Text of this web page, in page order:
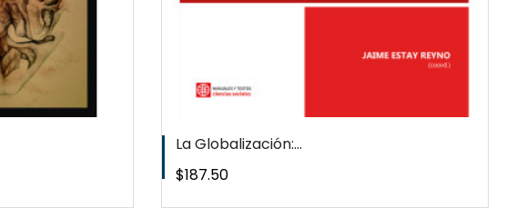
La Globalización:...
Precio
$187.50